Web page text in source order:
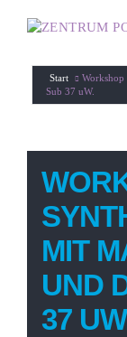
Inhalt
Start
Sub 37 uW.
MIT
UND
37